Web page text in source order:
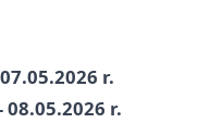
r.
r.